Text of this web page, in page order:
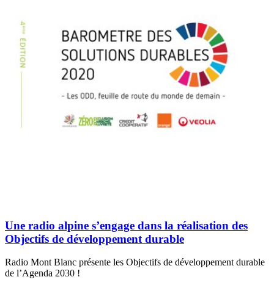
Une radio alpine s’engage dans la réalisation des
Objectifs de développement durable
Radio Mont Blanc présente les Objectifs de développement durable
de l’Agenda 2030 !